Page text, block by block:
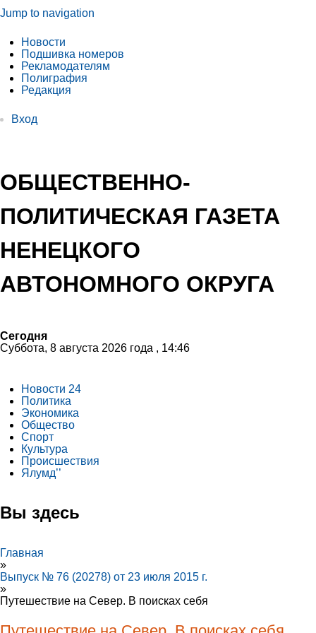
Jump to navigation
Новости
Подшивка номеров
Рекламодателям
Полиграфия
Редакция
Вход
ОБЩЕСТВЕННО-
ПОЛИТИЧЕСКАЯ ГАЗЕТА
НЕНЕЦКОГО
АВТОНОМНОГО ОКРУГА
Сегодня
Суббота, 8 августа 2026 года , 14:46
Новости 24
Политика
Экономика
Общество
Спорт
Культура
Происшествия
Ялумд’’
Вы здесь
Главная
»
Выпуск № 76 (20278) от 23 июля 2015 г.
»
Путешествие на Север. В поисках себя